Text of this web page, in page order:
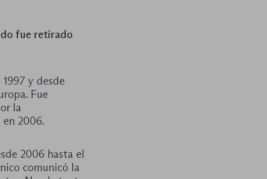
fue retirado
y desde
Fue
la
2006.
2006 hasta el
comunicó la